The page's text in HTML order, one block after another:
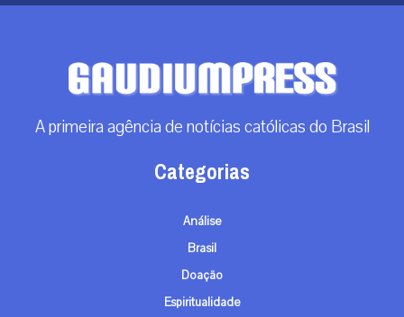
A primeira agência de notícias católicas do Brasil
Categorias
Análise
Brasil
Doação
Espiritualidade